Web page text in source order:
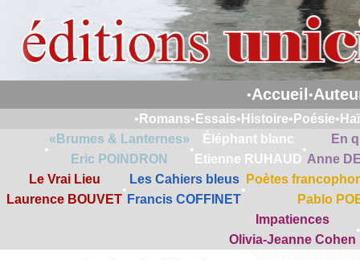
•Accueil •
• Romans• Essais• Histoire• Poésie•
•
«Brumes & Lanternes»
Eric POINDRON
•
Éléphant blanc
Etienne RUHAUD
•
En
Anne
Le Vrai Lieu
Laurence BOUVET
•
Les Cahiers bleus
Francis COFFINET
•
Poètes
Pablo
Impatiences
Olivia-Jeanne Cohen
•